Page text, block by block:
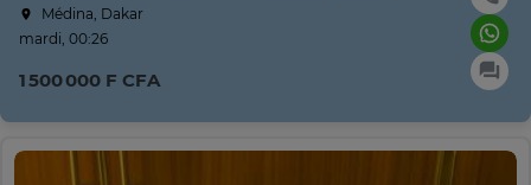
Médina, Dakar
mardi, 00:26
1 500 000 F CFA